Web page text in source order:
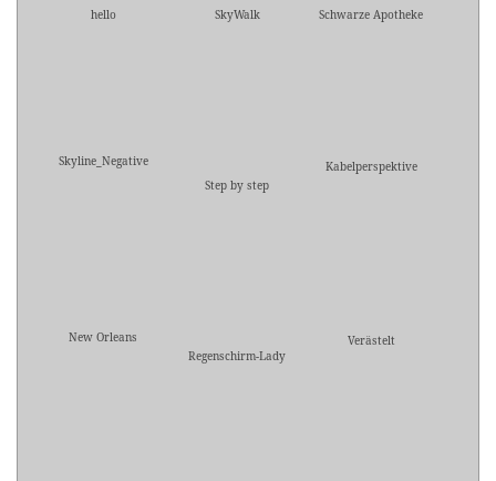
hello SkyWalk Schwarze Apotheke
Skyline_Negative
Step by step
Kabelperspektive
New Orleans
Regenschirm-Lady
Verästelt